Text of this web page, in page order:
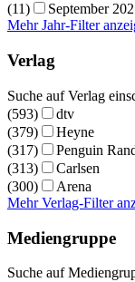
(11)
September
Mehr Jahr-Filter
Verlag
Suche auf Verlag
(593)
dtv
(379)
Heyne
(317)
Penguin
(313)
Carlsen
(300)
Arena
Mehr Verlag-Filter
Mediengruppe
Suche auf